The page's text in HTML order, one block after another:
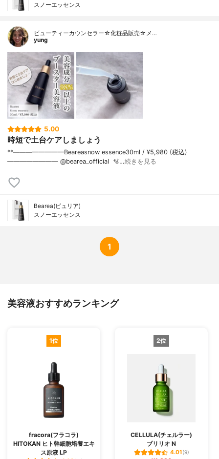
スノーエッセンス
ビューティーカウンセラー☆化粧品販売☆メ…
yung
5.00
時短で土台ケアしましょう
**————————⁡Beareasnow essence⁡30ml / ¥5,980 (税込)⁡
———————— @bearea_official ⁡ ⁡🫧…続きを見る
Bearea(ビュリア)
スノーエッセンス
1
美容液おすすめランキング
1位
fracora(フラコラ)
HITOKAN ヒト幹細胞培養エキ
ス原液 LP
2位
CELLULA(チェルラー)
ブリリオ N
4.01(9)